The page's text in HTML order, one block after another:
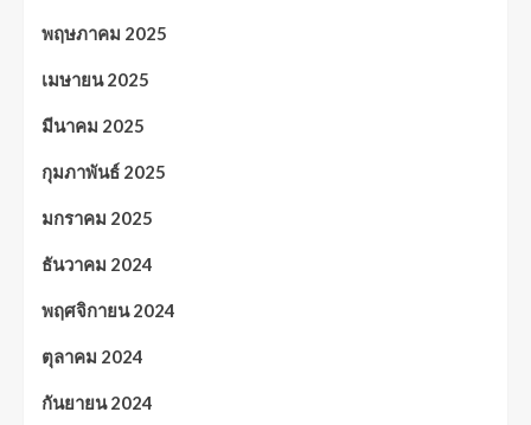
พฤษภาคม 2025
เมษายน 2025
มีนาคม 2025
กุมภาพันธ์ 2025
มกราคม 2025
ธันวาคม 2024
พฤศจิกายน 2024
ตุลาคม 2024
กันยายน 2024